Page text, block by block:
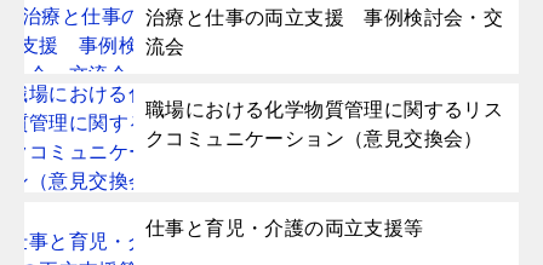
治療と仕事の両立支援 事例検討会・交
流会
職場における化学物質管理に関するリス
クコミュニケーション（意見交換会）
仕事と育児・介護の両立支援等